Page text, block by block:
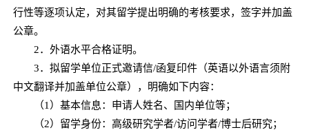
行性等逐项认定，对其留学提出明确的考核要求，签字并加盖
公章。
2．外语水平合格证明。
3．拟留学单位正式邀请信/函复印件（英语以外语言须附
中文翻译并加盖单位公章），明确如下内容：
（1）基本信息：申请人姓名、国内单位等；
（2）留学身份：高级研究学者/访问学者/博士后研究；